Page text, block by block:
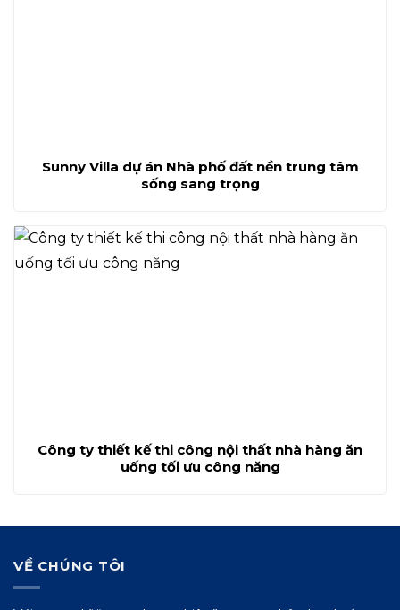
Sunny Villa dự án Nhà phố đất nền trung tâm
sống sang trọng
Công ty thiết kế thi công nội thất nhà hàng ăn
uống tối ưu công năng
VỀ CHÚNG TÔI